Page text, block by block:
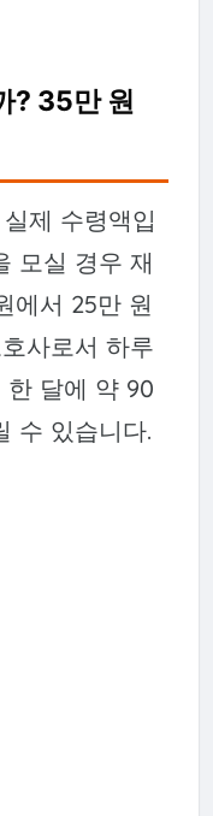
? 35만 원
제 수령액입
모실 경우 재
에서 25만 원
사로서 하루
한 달에 약 90
수 있습니다.